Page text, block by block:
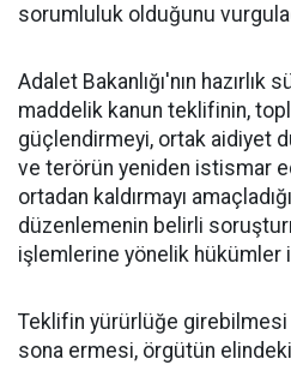
sorumluluk olduğunu
Adalet Bakanlığı'nın
maddelik kanun teklifinin,
güçlendirmeyi, ortak aidiyet
ve terörün yeniden istismar
ortadan kaldırmayı
düzenlemenin belirli
işlemlerine yönelik hükümler
Teklifin yürürlüğe girebilmesi
sona ermesi, örgütün